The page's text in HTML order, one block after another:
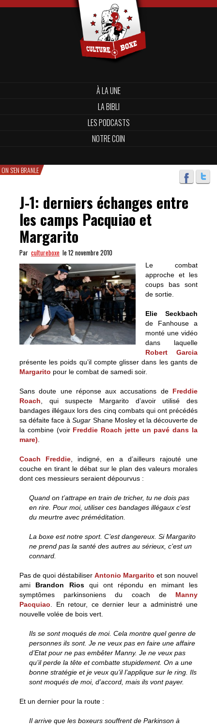
À LA UNE
LA BIBLI
LES PODCASTS
NOTRE COIN
ON S'EN BRANLE
J-1: derniers échanges entre
les camps Pacquiao et
Margarito
Par cultureboxe le 12 novembre 2010
Le combat
approche et les
coups bas sont
de sortie.
Elie Seckbach
de Fanhouse a
monté une vidéo
dans laquelle
Robert Garcia
présente les poids qu’il compte glisser dans les gants de
Margarito pour le combat de samedi soir.
Sans doute une réponse aux accusations de Freddie
Roach , qui suspecte Margarito d’avoir utilisé des
bandages illégaux lors des cinq combats qui ont précédés
sa défaite face àSugar Shane Mosley et la découverte de
la combine (voir Freddie Roach jette un pavé dans la
mare)
Coach Freddie , indigné, en a d’ailleurs rajouté une
couche en tirant le débat sur le plan des valeurs morales
dont ces messieurs seraient dépourvus :
Quand on t’attrape en train de tricher, tu ne dois pas
en rire. Pour moi, utiliser ces bandages illégaux c’est
du meurtre avec préméditation.
La boxe est notre sport. C’est dangereux. Si Margarito
ne prend pas la santé des autres au sérieux, c’est un
connard.
Pas de quoi déstabiliser Antonio Margarito et son nouvel
ami Brandon Riosqui ont répondu en mimant les
symptômes parkinsoniens du coach de Manny
Pacquiao . En retour, ce dernier leur a administré une
nouvelle volée de bois vert.
Ils se sont moqués de moi. Cela montre quel genre de
personnes ils sont. Je ne veux pas en faire une affaire
d’Etat pour ne pas embêter Manny. Je ne veux pas
qu’il perde la tête et combatte stupidement. On a une
bonne stratégie et je veux qu’il l’applique sur le ring. Ils
sont moqués de moi, d’accord, mais ils vont payer.
Et un dernier pour la route :
Il arrive que les boxeurs souffrent de Parkinson à